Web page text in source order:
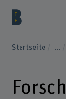
Startseite ...